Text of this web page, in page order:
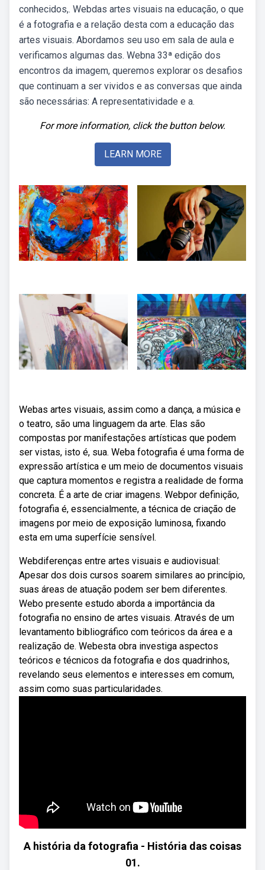
conhecidos,. Webdas artes visuais na educação, o que
é a fotografia e a relação desta com a educação das
artes visuais. Abordamos seu uso em sala de aula e
verificamos algumas das. Webna 33ª edição dos
encontros da imagem, queremos explorar os desafios
que continuam a ser vividos e as conversas que ainda
são necessárias: A representatividade e a.
For more information, click the button below.
LEARN MORE
Webas artes visuais, assim como a dança, a música e
o teatro, são uma linguagem da arte. Elas são
compostas por manifestações artísticas que podem
ser vistas, isto é, sua. Weba fotografia é uma forma de
expressão artística e um meio de documentos visuais
que captura momentos e registra a realidade de forma
concreta. É a arte de criar imagens. Webpor definição,
fotografia é, essencialmente, a técnica de criação de
imagens por meio de exposição luminosa, fixando
esta em uma superfície sensível.
Webdiferenças entre artes visuais e audiovisual:
Apesar dos dois cursos soarem similares ao princípio,
suas áreas de atuação podem ser bem diferentes.
Webo presente estudo aborda a importância da
fotografia no ensino de artes visuais. Através de um
levantamento bibliográfico com teóricos da área e a
realização de. Webesta obra investiga aspectos
teóricos e técnicos da fotografia e dos quadrinhos,
revelando seus elementos e interesses em comum,
assim como suas particularidades.
A história da fotografia - História das coisas
01.